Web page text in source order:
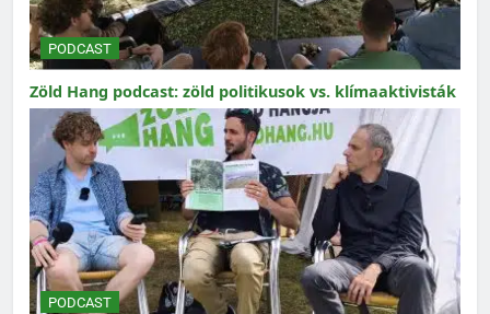
PODCAST
Zöld Hang podcast: zöld politikusok vs. klímaaktivisták
PODCAST